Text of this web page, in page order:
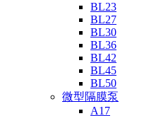
BL23
BL27
BL30
BL36
BL42
BL45
BL50
微型隔膜泵
A17